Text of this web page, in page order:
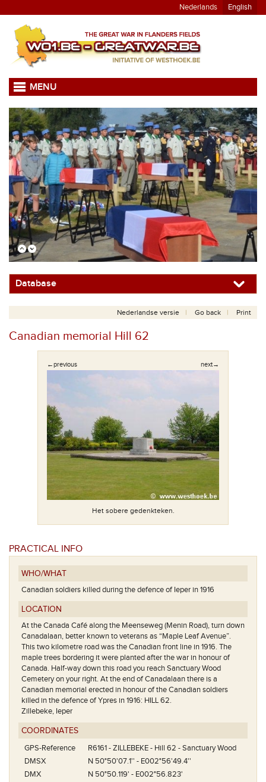
Nederlands English
MENU
Database
Nederlandse versie Go back Print
Canadian memorial Hill 62
←previous next→
Het sobere gedenkteken.
PRACTICAL INFO
WHO/WHAT
Canadian soldiers killed during the defence of Ieper in 1916
LOCATION
At the Canada Café along the Meenseweg (Menin Road), turn down
Canadalaan, better known to veterans as “Maple Leaf Avenue”.
This two kilometre road was the Canadian front line in 1916. The
maple trees bordering it were planted after the war in honour of
Canada. Half-way down this road you reach Sanctuary Wood
Cemetery on your right. At the end of Canadalaan there is a
Canadian memorial erected in honour of the Canadian soldiers
killed in the defence of Ypres in 1916: HILL 62.
Zillebeke, Ieper
COORDINATES
GPS-Reference
R6161 - ZILLEBEKE - Hill 62 - Sanctuary Wood
DMSX
N 50°50'07.1'' - E002°56'49.4''
DMX
N 50°50.119' - E002°56.823'